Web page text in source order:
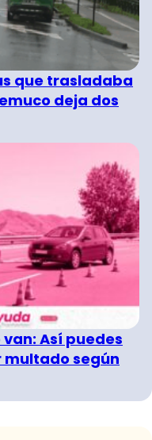
que trasladaba
deja dos
Así puedes
multado según